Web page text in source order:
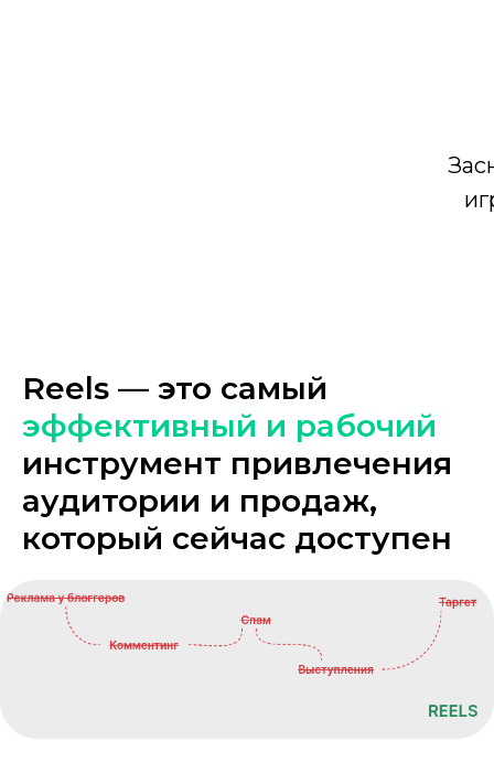
Reels — это самый
эффективный и рабочий
инструмент привлечения
аудитории и продаж,
который сейчас доступен